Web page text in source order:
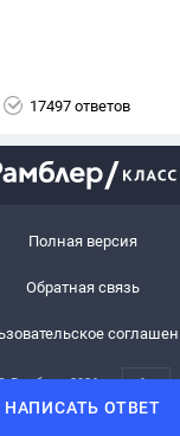
НАПИСАТЬ ОТВЕТ
17497 ответов
Полная версия
Обратная связь
Рамблер,2026 6+